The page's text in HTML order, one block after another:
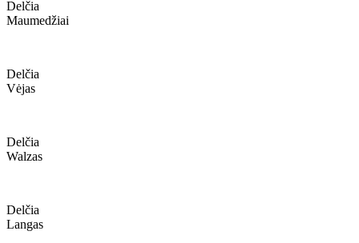
Delčia
Maumedžiai
Delčia
Vėjas
Delčia
Walzas
Delčia
Langas